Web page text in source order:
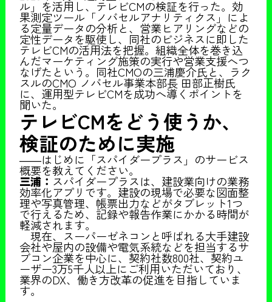
ル」を活用し、テレビCMの検証を行った。効
果測定ツール「ノバセルアナリティクス」によ
る定量データの分析と、営業ヒアリングなどの
定性データを駆使し、同社のビジネスに即した
テレビCMの活用法を把握。組織全体を巻き込
んだマーケティング施策の実行や営業支援へつ
なげたという。同社CMOの三浦慶介氏と、ラク
スルのCMO ノバセル事業本部長 田部正樹氏
に、運用型テレビCMを成功へ導くポイントを
聞いた。
テレビCMをどう使うか、
検証のために実施
――はじめに「スパイダープラス」のサービス
概要を教えてください。
三浦： スパイダープラスは、建設業向けの業務
効率化アプリです。建設の現場で必要な図面整
理や写真管理、帳票出力などがタブレット1つ
で行えるため、記録や報告作業にかかる時間が
軽減されます。
現在、スーパーゼネコンと呼ばれる大手建設
会社や屋内の設備や電気系統などを担当するサ
ブコン企業を中心に、契約社数800社、契約ユ
ーザー3万5千人以上にご利用いただいており、
業界のDX、働き方改革の促進を目指していま
す。